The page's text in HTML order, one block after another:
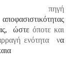
πηγή
ώστε όποτε και
ενότητα να